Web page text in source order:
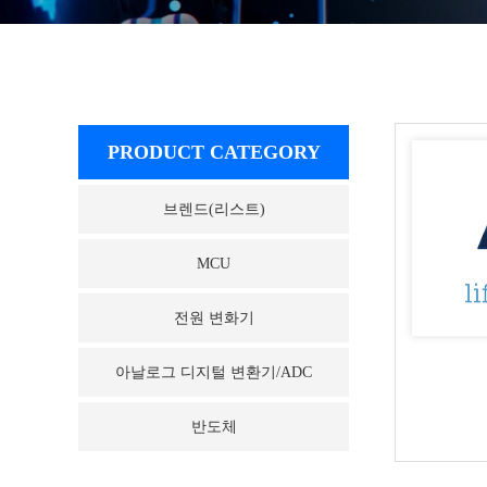
PRODUCT CATEGORY
브렌드(리스트)
MCU
전원 변화기
아날로그 디지털 변환기/ADC
반도체